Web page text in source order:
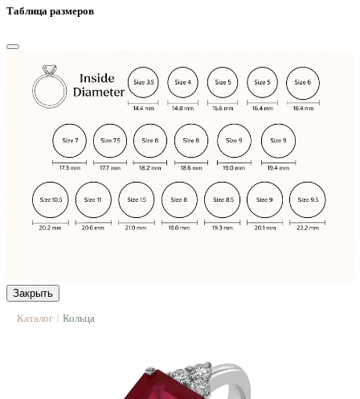
Таблица размеров
Закрыть
Каталог | Кольца